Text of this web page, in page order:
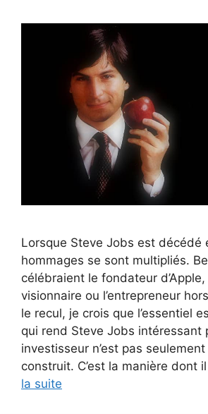
Lorsque Steve Jobs est décédé
hommages se sont multipliés.
célébraient le fondateur d’Apple,
visionnaire ou l’entrepreneur
le recul, je crois que l’essentiel
qui rend Steve Jobs intéressant
investisseur n’est pas seulement
construit. C’est la manière dont
la suite